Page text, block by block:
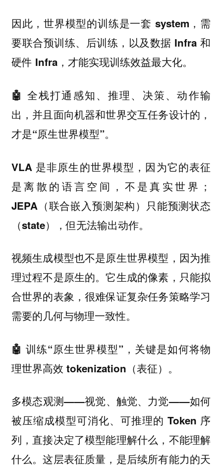
因此，世界模型的训练是一套 system，需
要联合预训练、后训练，以及数据 Infra 和
硬件 Infra，才能实现训练效益最大化。
🤖 全栈打通感知、推理、决策、动作输
出，并且面向机器和世界交互任务设计的，
才是“原生世界模型”。
VLA 是非原生的世界模型，因为它的表征
是离散的语言空间，不是真实世界；
JEPA（联合嵌入预测架构）只能预测状态
（state），但无法输出动作。
视频生成模型也不是原生世界模型，因为推
理过程不是原生的。它生成的像素，只能拟
合世界的表象，很难保证复杂任务策略学习
需要的几何与物理一致性。
🤖 训练“原生世界模型”，关键是如何将物
理世界高效 tokenization（表征）。
多模态观测——视觉、触觉、力觉——如何
被压缩成模型可消化、可推理的 Token 序
列，直接决定了模型能理解什么，不能理解
什么。这层表征质量，是后续所有能力的天